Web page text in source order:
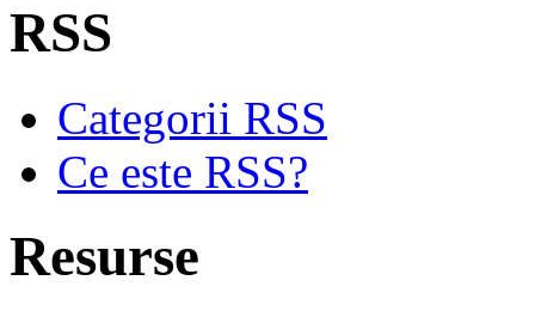
RSS
Categorii RSS
Ce este RSS?
Resurse